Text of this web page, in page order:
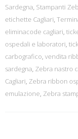
Sardegna, Stampanti
etichette Cagliari,
eliminacode cagliari,
ospedali e laboratori,
carbografico, vendita
sardegna, Zebra nastro
Cagliari, Zebra ribbon
emulazione, Zebra